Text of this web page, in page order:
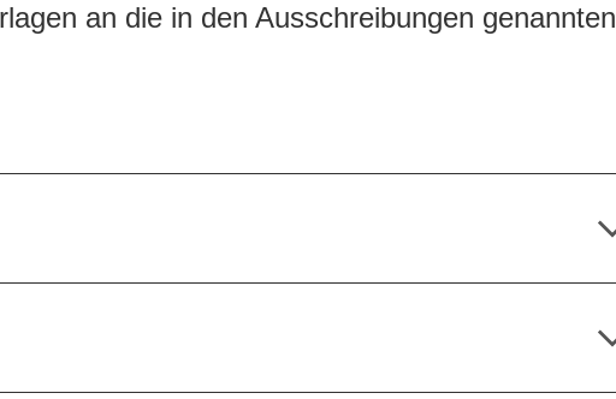
an die in den Ausschreibungen genannten